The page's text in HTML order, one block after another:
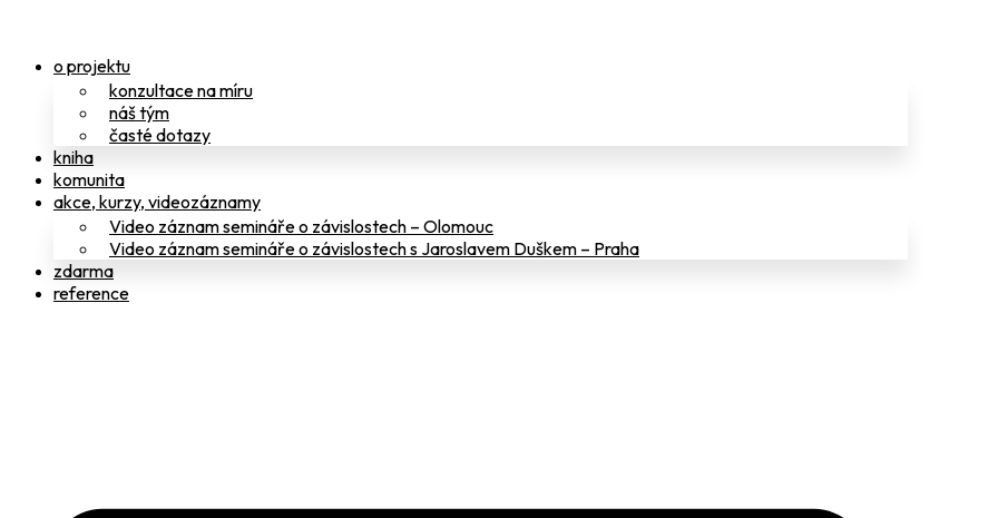
o projektu
konzultace na míru
náš tým
časté dotazy
kniha
komunita
akce, kurzy, videozáznamy
Video záznam semináře o závislostech – Olomouc
Video záznam semináře o závislostech s Jaroslavem Duškem – Praha
zdarma
reference